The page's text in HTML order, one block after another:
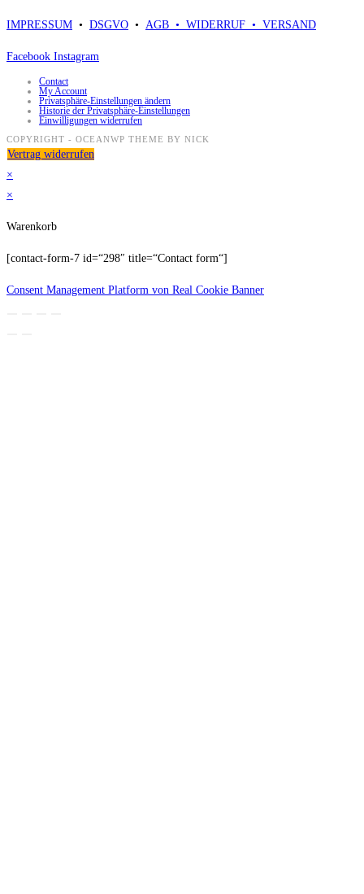
IMPRESSUM • DSGVO • AGB • WIDERRUF • VERSAND
Facebook Instagram
Contact
My Account
Privatsphäre-Einstellungen ändern
Historie der Privatsphäre-Einstellungen
Einwilligungen widerrufen
COPYRIGHT - OCEANWP THEME BY NICK
Vertrag widerrufen
×
×
Warenkorb
[contact-form-7 id=“298″ title=“Contact form“]
Consent Management Platform von Real Cookie Banner